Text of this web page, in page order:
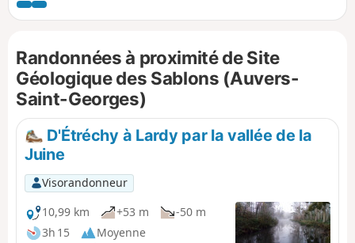
gare mais d'autres sont des boucles sur les coteaux qui
encadrent la rivière.
Randonnées à proximité de Site
Géologique des Sablons (Auvers-
Saint-Georges)
D'Étréchy à Lardy par la vallée de la
Juine
Visorandonneur
10,99 km
+53 m
-50 m
3h 15
Moyenne